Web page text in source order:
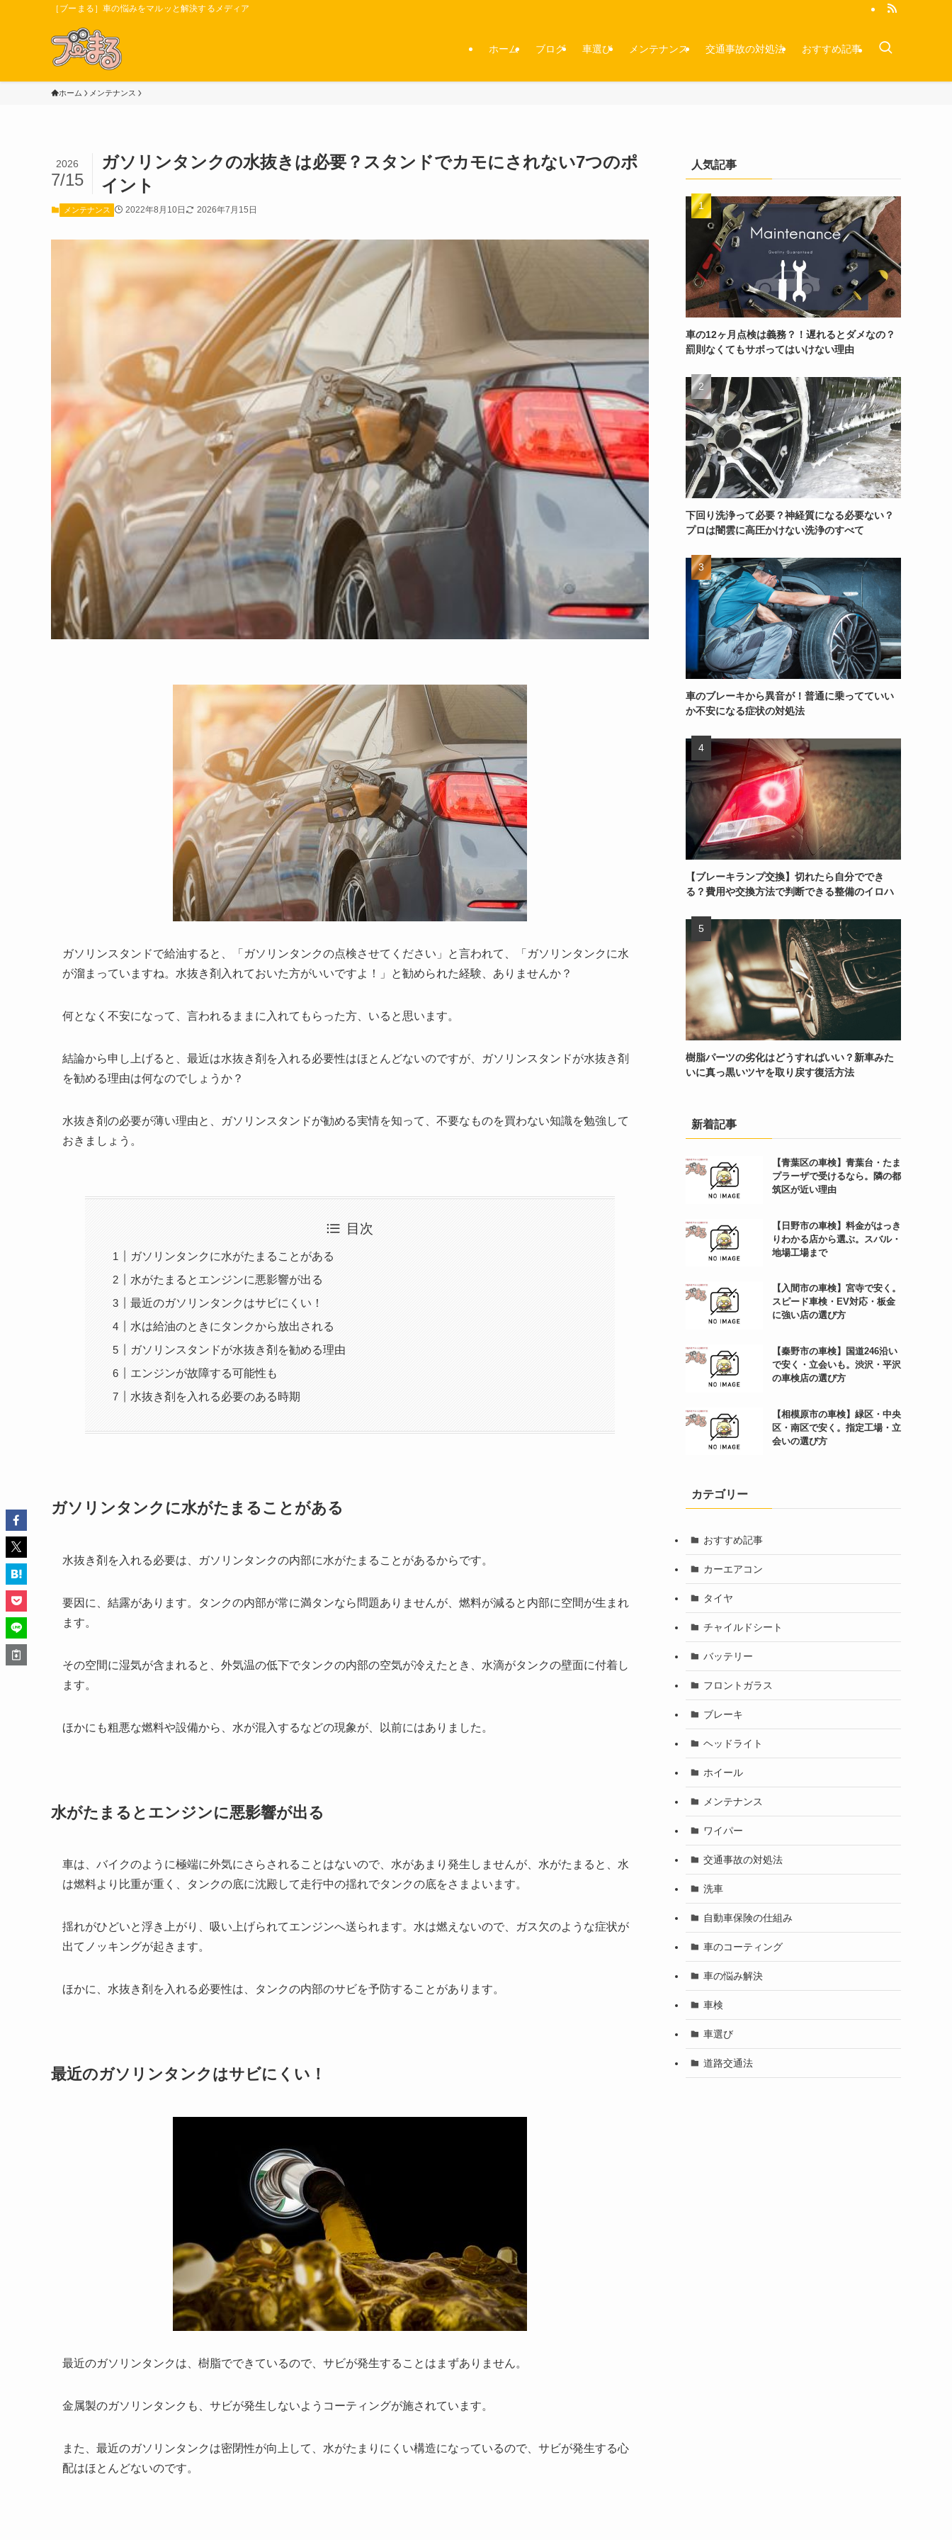
［ブーまる］車の悩みをマルッと解決するメディア
ホーム ブログ 車選び メンテナンス 交通事故の対処法 おすすめ記事
ホーム メンテナンス
ガソリンタンクの水抜きは必要？スタンドでカモにされない7つのポ
イント
2026
7/15
メンテナンス 2022年8月10日 2026年7月15日
ガソリンスタンドで給油すると、「ガソリンタンクの点検させてください」と言われて、「ガソリンタンクに水
が溜まっていますね。水抜き剤入れておいた方がいいですよ！」と勧められた経験、ありませんか？
何となく不安になって、言われるままに入れてもらった方、いると思います。
結論から申し上げると、最近は水抜き剤を入れる必要性はほとんどないのですが、ガソリンスタンドが水抜き剤
を勧める理由は何なのでしょうか？
水抜き剤の必要が薄い理由と、ガソリンスタンドが勧める実情を知って、不要なものを買わない知識を勉強して
おきましょう。
目次
ガソリンタンクに水がたまることがある
水がたまるとエンジンに悪影響が出る
最近のガソリンタンクはサビにくい！
水は給油のときにタンクから放出される
ガソリンスタンドが水抜き剤を勧める理由
エンジンが故障する可能性も
水抜き剤を入れる必要のある時期
ガソリンタンクに水がたまることがある
水抜き剤を入れる必要は、ガソリンタンクの内部に水がたまることがあるからです。
要因に、結露があります。タンクの内部が常に満タンなら問題ありませんが、燃料が減ると内部に空間が生まれ
ます。
その空間に湿気が含まれると、外気温の低下でタンクの内部の空気が冷えたとき、水滴がタンクの壁面に付着し
ます。
ほかにも粗悪な燃料や設備から、水が混入するなどの現象が、以前にはありました。
水がたまるとエンジンに悪影響が出る
車は、バイクのように極端に外気にさらされることはないので、水があまり発生しませんが、水がたまると、水
は燃料より比重が重く、タンクの底に沈殿して走行中の揺れでタンクの底をさまよいます。
揺れがひどいと浮き上がり、吸い上げられてエンジンへ送られます。水は燃えないので、ガス欠のような症状が
出てノッキングが起きます。
ほかに、水抜き剤を入れる必要性は、タンクの内部のサビを予防することがあります。
最近のガソリンタンクはサビにくい！
最近のガソリンタンクは、樹脂でできているので、サビが発生することはまずありません。
金属製のガソリンタンクも、サビが発生しないようコーティングが施されています。
また、最近のガソリンタンクは密閉性が向上して、水がたまりにくい構造になっているので、サビが発生する心
配はほとんどないのです。
人気記事
車の12ヶ月点検は義務？！遅れるとダメなの？
罰則なくてもサボってはいけない理由
下回り洗浄って必要？神経質になる必要ない？
プロは闇雲に高圧かけない洗浄のすべて
車のブレーキから異音が！普通に乗ってていい
か不安になる症状の対処法
【ブレーキランプ交換】切れたら自分ででき
る？費用や交換方法で判断できる整備のイロハ
樹脂パーツの劣化はどうすればいい？新車みた
いに真っ黒いツヤを取り戻す復活方法
新着記事
【青葉区の車検】青葉台・たま
プラーザで受けるなら。隣の都
筑区が近い理由
【日野市の車検】料金がはっき
りわかる店から選ぶ。スバル・
地場工場まで
【入間市の車検】宮寺で安く。
スピード車検・EV対応・板金
に強い店の選び方
【秦野市の車検】国道246沿い
で安く・立会いも。渋沢・平沢
の車検店の選び方
【相模原市の車検】緑区・中央
区・南区で安く。指定工場・立
会いの選び方
カテゴリー
おすすめ記事
カーエアコン
タイヤ
チャイルドシート
バッテリー
フロントガラス
ブレーキ
ヘッドライト
ホイール
メンテナンス
ワイパー
交通事故の対処法
洗車
自動車保険の仕組み
車のコーティング
車の悩み解決
車検
車選び
道路交通法